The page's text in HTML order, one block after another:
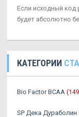
Если исходный код
будет абсолютно
КАТЕГОРИИ
Bio Factor BCAA
SP Дека Дураболин